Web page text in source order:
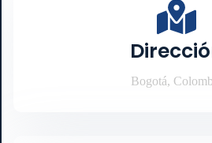
Bogotá,